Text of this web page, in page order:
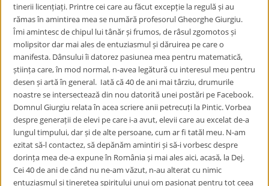
tinerii licențiați. Printre cei care au făcut excepție la regulă și au
rămas în amintirea mea se numără profesorul Gheorghe Giurgiu.
Îmi amintesc de chipul lui tânăr și frumos, de râsul zgomotos și
molipsitor dar mai ales de entuziasmul și dăruirea pe care o
manifesta. Dânsului îi datorez pasiunea mea pentru matematică,
știința care, în mod normal, n-avea legătură cu interesul meu pentru
desen și artă în general. Iată că 40 de ani mai târziu, drumurile
noastre se intersectează din nou datorită unei postări pe Facebook.
Domnul Giurgiu relata în acea scriere anii petrecuți la Pintic. Vorbea
despre generații de elevi pe care i-a avut, elevii care au excelat de-a
lungul timpului, dar și de alte persoane, cum ar fi tatăl meu. N-am
ezitat să-l contactez, să depănăm amintiri și să-i vorbesc despre
dorința mea de-a expune în România și mai ales aici, acasă, la Dej.
Cei 40 de ani de când nu ne-am văzut, n-au alterat cu nimic
entuziasmul și tinerețea spiritului unui om pasionat pentru tot ceea